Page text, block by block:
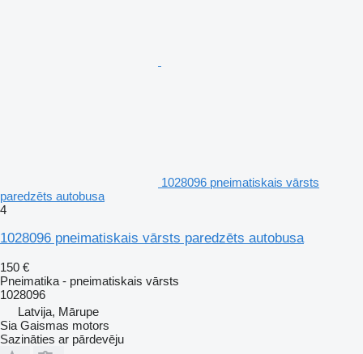
1028096 pneimatiskais vārsts
paredzēts autobusa
4
1028096 pneimatiskais vārsts paredzēts autobusa
150 €
Pneimatika - pneimatiskais vārsts
1028096
Latvija, Mārupe
Sia Gaismas motors
Sazināties ar pārdevēju